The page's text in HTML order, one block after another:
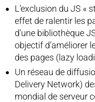
L’exclusion du JS «
effet de ralentir les
d’une bibliothèque
objectif d’améliorer
des pages (lazy
Un réseau de
Delivery Network)
mondial de serveur